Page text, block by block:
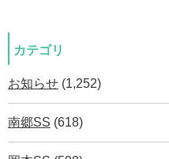
カテゴリ
お知らせ (1,252)
南郷SS (618)